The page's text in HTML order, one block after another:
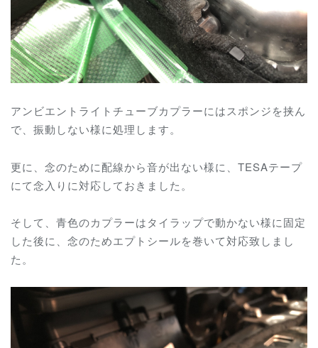
アンビエントライトチューブカプラーにはスポンジを挟ん
で、振動しない様に処理します。
更に、念のために配線から音が出ない様に、TESAテープ
にて念入りに対応しておきました。
そして、青色のカプラーはタイラップで動かない様に固定
した後に、念のためエプトシールを巻いて対応致しまし
た。